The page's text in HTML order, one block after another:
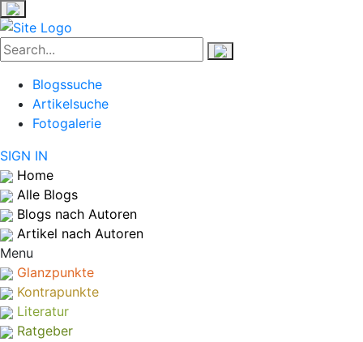
Blogssuche
Artikelsuche
Fotogalerie
SIGN IN
Home
Alle Blogs
Blogs nach Autoren
Artikel nach Autoren
Menu
Glanzpunkte
Kontrapunkte
Literatur
Ratgeber